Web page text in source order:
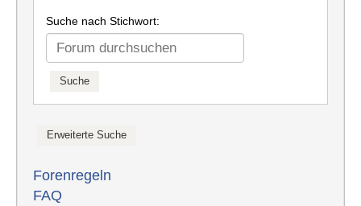
Suche nach Stichwort:
Forenregeln
FAQ